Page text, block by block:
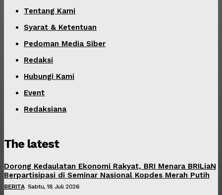
Tentang Kami
Syarat & Ketentuan
Pedoman Media Siber
Redaksi
Hubungi Kami
Event
Redaksiana
The latest
Dorong Kedaulatan Ekonomi Rakyat, BRI Menara BRILiaN
Berpartisipasi di Seminar Nasional Kopdes Merah Putih
BERITA Sabtu, 18 Juli 2026